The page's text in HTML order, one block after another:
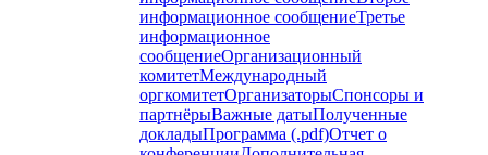
информационное сообщениеТретье
информационное
сообщениеОрганизационный
комитетМеждународный
оргкомитетОрганизаторыСпонсоры и
партнёрыВажные датыПолученные
докладыПрограмма (.pdf)Отчет о